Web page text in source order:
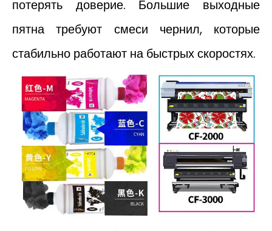
потерять доверие. Большие выходные
пятна требуют смеси чернил, которые
стабильно работают на быстрых скоростях.